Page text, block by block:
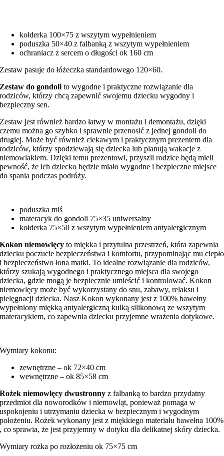
kołderka 100×75 z wszytym wypełnieniem
poduszka 50×40 z falbanką z wszytym wypełnieniem
ochraniacz z sercem o długości ok 160 cm
Zestaw pasuje do łóżeczka standardowego 120×60.
Zestaw do gondoli to wygodne i praktyczne rozwiązanie dla
rodziców, którzy chcą zapewnić swojemu dziecku wygodny i
bezpieczny sen.
Zestaw jest również bardzo łatwy w montażu i demontażu, dzięki
czemu można go szybko i sprawnie przenosić z jednej gondoli do
drugiej. Może być również ciekawym i praktycznym prezentem dla
rodziców, którzy spodziewają się dziecka lub planują wakacje z
niemowlakiem. Dzięki temu prezentowi, przyszli rodzice będą mieli
pewność, że ich dziecko będzie miało wygodne i bezpieczne miejsce
do spania podczas podróży.
poduszka miś
materacyk do gondoli 75×35 uniwersalny
kołderka 75×50 z wszytym wypełnieniem antyalergicznym
Kokon niemowlęcy to miękka i przytulna przestrzeń, która zapewnia
dziecku poczucie bezpieczeństwa i komfortu, przypominając mu ciepło
i bezpieczeństwo łona matki. To idealne rozwiązanie dla rodziców,
którzy szukają wygodnego i praktycznego miejsca dla swojego
dziecka, gdzie mogą je bezpiecznie umieścić i kontrolować. Kokon
niemowlęcy może być wykorzystany do snu, zabawy, relaksu i
pielęgnacji dziecka. Nasz Kokon wykonany jest z 100% bawełny
wypełniony miękką antyalergiczną kulką silikonową ze wszytym
materacykiem, co zapewnia dziecku przyjemne wrażenia dotykowe.
Wymiary kokonu:
zewnętrzne – ok 72×40 cm
wewnętrzne – ok 85×58 cm
Rożek niemowlęcy dwustronny z falbanką to bardzo przydatny
przedmiot dla noworodków i niemowląt, ponieważ pomaga w
uspokojeniu i utrzymaniu dziecka w bezpiecznym i wygodnym
położeniu. Rożek wykonany jest z miękkiego materiału bawełna 100%
, co sprawia, że jest przyjemny w dotyku dla delikatnej skóry dziecka.
Wymiary rożka po rozłożeniu ok 75×75 cm